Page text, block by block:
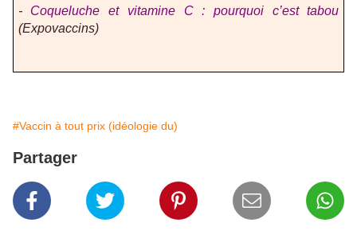
- Coqueluche et vitamine C : pourquoi c’est tabou
(Expovaccins)
#Vaccin à tout prix (idéologie du)
Partager